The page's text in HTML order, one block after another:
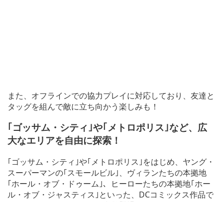
また、オフラインでの協力プレイに対応しており、友達と
タッグを組んで敵に立ち向かう楽しみも！
｢ゴッサム・シティ｣や｢メトロポリス｣など、広
大なエリアを自由に探索！
｢ゴッサム・シティ｣や｢メトロポリス｣をはじめ、ヤング・
スーパーマンの｢スモールビル｣、ヴィランたちの本拠地
｢ホール・オブ・ドゥーム｣、ヒーローたちの本拠地｢ホー
ル・オブ・ジャスティス｣といった、DCコミックス作品で